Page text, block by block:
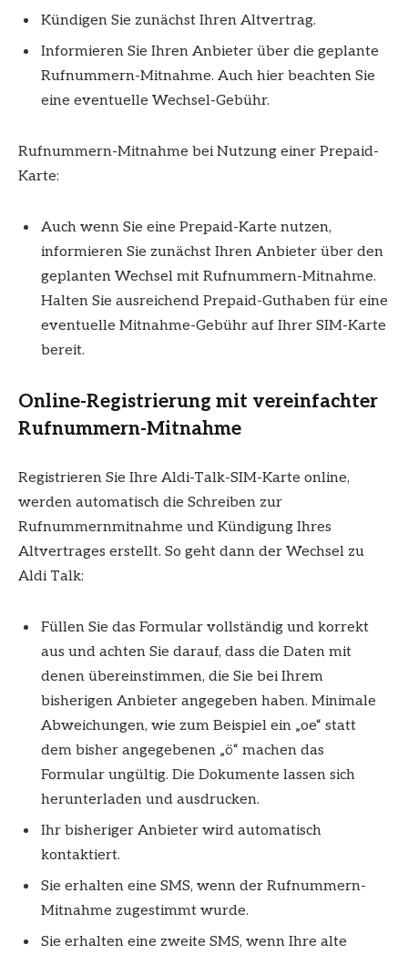
Kündigen Sie zunächst Ihren Altvertrag.
Informieren Sie Ihren Anbieter über die geplante
Rufnummern-Mitnahme. Auch hier beachten Sie
eine eventuelle Wechsel-Gebühr.
Rufnummern-Mitnahme bei Nutzung einer Prepaid-
Karte:
Auch wenn Sie eine Prepaid-Karte nutzen,
informieren Sie zunächst Ihren Anbieter über den
geplanten Wechsel mit Rufnummern-Mitnahme.
Halten Sie ausreichend Prepaid-Guthaben für eine
eventuelle Mitnahme-Gebühr auf Ihrer SIM-Karte
bereit.
Online-Registrierung mit vereinfachter
Rufnummern-Mitnahme
Registrieren Sie Ihre Aldi-Talk-SIM-Karte online,
werden automatisch die Schreiben zur
Rufnummernmitnahme und Kündigung Ihres
Altvertrages erstellt. So geht dann der Wechsel zu
Aldi Talk:
Füllen Sie das Formular vollständig und korrekt
aus und achten Sie darauf, dass die Daten mit
denen übereinstimmen, die Sie bei Ihrem
bisherigen Anbieter angegeben haben. Minimale
Abweichungen, wie zum Beispiel ein „oe“ statt
dem bisher angegebenen „ö“ machen das
Formular ungültig. Die Dokumente lassen sich
herunterladen und ausdrucken.
Ihr bisheriger Anbieter wird automatisch
kontaktiert.
Sie erhalten eine SMS, wenn der Rufnummern-
Mitnahme zugestimmt wurde.
Sie erhalten eine zweite SMS, wenn Ihre alte